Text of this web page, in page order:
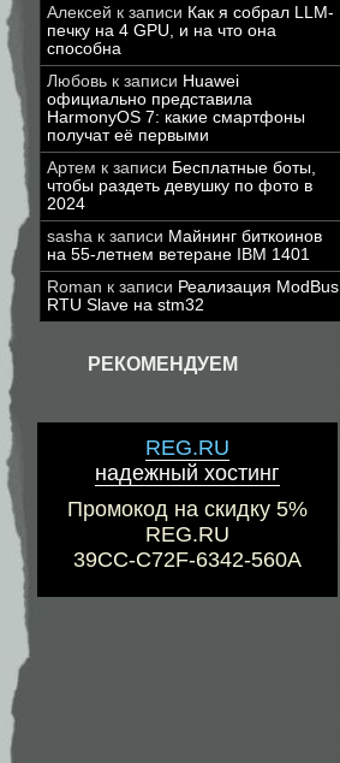
Алексей к записи Как я собрал LLM-
печку на 4 GPU, и на что она
способна
Любовь к записи Huawei
официально представила
HarmonyOS 7: какие смартфоны
получат её первыми
Артем к записи Бесплатные боты,
чтобы раздеть девушку по фото в
2024
sasha к записи Майнинг биткоинов
на 55-летнем ветеране IBM 1401
Roman к записи Реализация ModBus
RTU Slave на stm32
РЕКОМЕНДУЕМ
REG.RU
надежный хостинг
Промокод на скидку 5%
REG.RU
39CC-C72F-6342-560A